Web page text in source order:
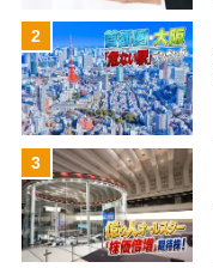
2
3